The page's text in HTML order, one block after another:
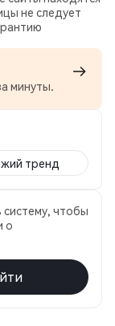
не следует
минуты.
тренд
систему, чтобы
о